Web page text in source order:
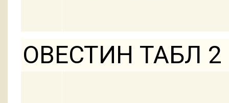
ОВЕСТИН ТАБЛ 2